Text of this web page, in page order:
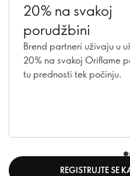
20% na svakoj
porudžbini
Brend partneri uživaju u
20% na svakoj Oriflame
tu prednosti tek počinju.
REGISTRUJTE SE